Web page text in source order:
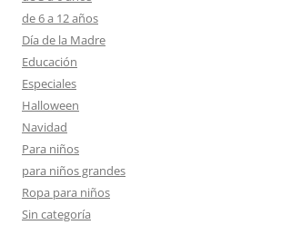
de 6 a 12 años
Día de la Madre
Educación
Especiales
Halloween
Navidad
Para niños
para niños grandes
Ropa para niños
Sin categoría